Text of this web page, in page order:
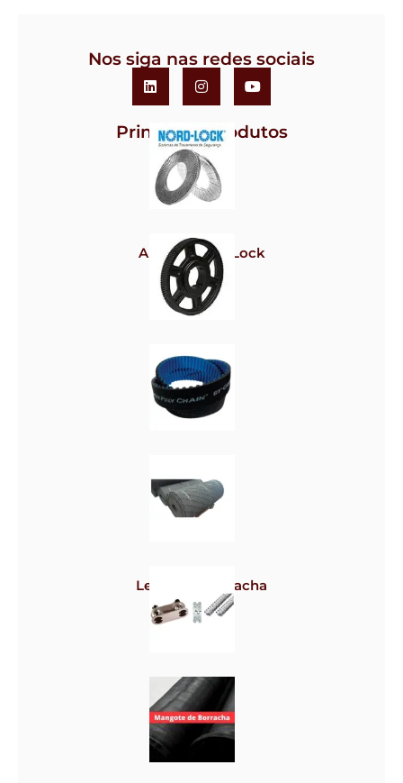
Nos siga nas redes sociais
Principais Produtos
Arruela Nord-Lock
Polias
Lençol de borracha
Grampos